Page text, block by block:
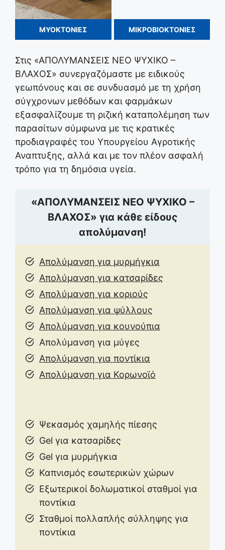
ΜΥΟΚΤΟΝΙΕΣ ΜΙΚΡΟΒΙΟΚΤΟΝΙΕΣ
Στις «ΑΠΟΛΥΜΑΝΣΕΙΣ ΝΕΟ ΨΥΧΙΚΟ –
ΒΛΑΧΟΣ» συνεργαζόμαστε με ειδικούς
γεωπόνους και σε συνδυασμό με τη χρήση
σύγχρονων μεθόδων και φαρμάκων
εξασφαλίζουμε τη ριζική καταπολέμηση των
παρασίτων σύμφωνα με τις κρατικές
προδιαγραφές του Υπουργείου Αγροτικής
Αναπτυξης, αλλά και με τον πλέον ασφαλή
τρόπο για τη δημόσια υγεία.
«ΑΠΟΛΥΜΑΝΣΕΙΣ ΝΕΟ ΨΥΧΙΚΟ –
ΒΛΑΧΟΣ» για κάθε είδους
απολύμανση!
Απολύμανση για μυρμήγκια
Απολύμανση για κατσαρίδες
Απολύμανση για κοριούς
Απολύμανση για ψύλλους
Απολύμανση για κουνούπια
Απολύμανση για μύγες
Απολύμανση για ποντίκια
Απολύμανση για Κορωνοϊό
Ψεκασμός χαμηλής πίεσης
Gel για κατσαρίδες
Gel για μυρμήγκια
Καπνισμός εσωτερικών χώρων
Εξωτερικοί δολωματικοί σταθμοί για
ποντίκια
Σταθμοί πολλαπλής σύλληψης για
ποντίκια